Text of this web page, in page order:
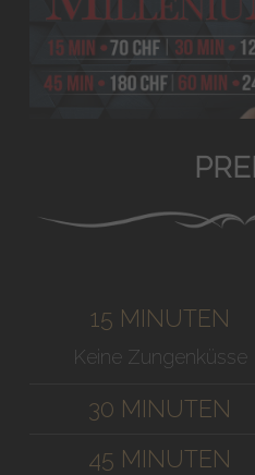
15 MINUTEN
Keine Zungenküsse
30 MINUTEN
45 MINUTEN